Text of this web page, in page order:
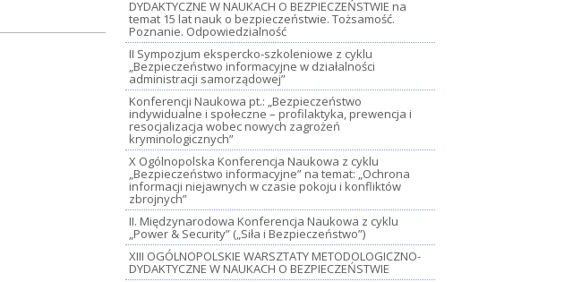
DYDAKTYCZNE W NAUKACH O BEZPIECZEŃSTWIE na
temat 15 lat nauk o bezpieczeństwie. Tożsamość.
Poznanie. Odpowiedzialność
II Sympozjum ekspercko-szkoleniowe z cyklu
„Bezpieczeństwo informacyjne w działalności
administracji samorządowej”
Konferencji Naukowa pt.: „Bezpieczeństwo
indywidualne i społeczne – profilaktyka, prewencja i
resocjalizacja wobec nowych zagrożeń
kryminologicznych”
X Ogólnopolska Konferencja Naukowa z cyklu
„Bezpieczeństwo informacyjne” na temat: „Ochrona
informacji niejawnych w czasie pokoju i konfliktów
zbrojnych”
II. Międzynarodowa Konferencja Naukowa z cyklu
„Power & Security” („Siła i Bezpieczeństwo”)
XIII OGÓLNOPOLSKIE WARSZTATY METODOLOGICZNO-
DYDAKTYCZNE W NAUKACH O BEZPIECZEŃSTWIE